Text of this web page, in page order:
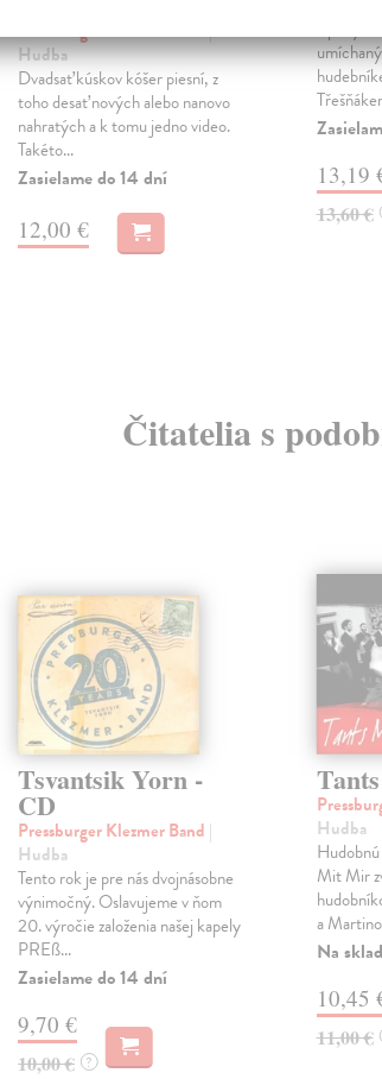
Pressburger Klezmer Band|
Hudba
Dvadsať kúskov kóšer piesní, z
toho desať nových alebo nanovo
nahratých a k tomu jedno video.
Takéto...
Zasielame do 14 dní
12,00 €
13,19
13,60 €
Čitatelia s
Tsvantsik Yorn -
CD
Pressburger Klezmer Band |
Hudba
Tento rok je pre nás dvojnásobne
výnimočný. Oslavujeme v ňom
20. výročie založenia našej kapely
PREß...
Zasielame do 14 dní
9,70 €
10,00 € ?
Hudba
Mit Mir
a
Na
10,45
11,00 €